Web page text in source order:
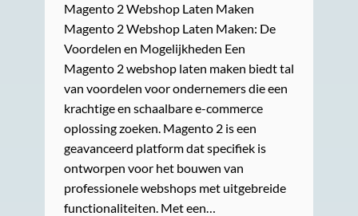
Magento 2 Webshop Laten Maken
Magento 2 Webshop Laten Maken: De
Voordelen en Mogelijkheden Een
Magento 2 webshop laten maken biedt tal
van voordelen voor ondernemers die een
krachtige en schaalbare e-commerce
oplossing zoeken. Magento 2 is een
geavanceerd platform dat specifiek is
ontworpen voor het bouwen van
professionele webshops met uitgebreide
functionaliteiten. Met een…